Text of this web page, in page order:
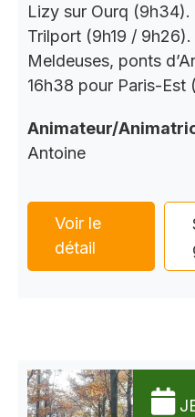
Lizy sur Ourq
Trilport (9h19 /
Meldeuses, ponts
16h38 pour Paris-Est
Animateur/
Antoine
Voir le
détail